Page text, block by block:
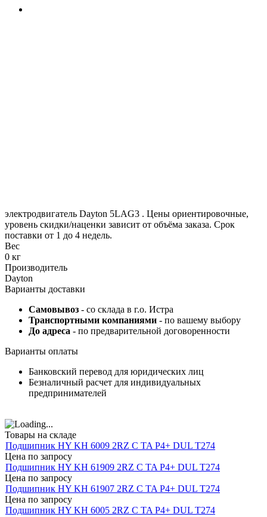
электродвигатель Dayton 5LAG3 . Цены ориентировочные,
уровень скидки/наценки зависит от объёма заказа. Срок
поставки от 1 до 4 недель.
Вес
0 кг
Производитель
Dayton
Варианты доставки
Самовывоз - со склада в г.о. Истра
Транспортными компаниями - по вашему выбору
До адреса - по предварительной договоренности
Варианты оплаты
Банковский перевод для юридических лиц
Безналичный расчет для индивидуальных
предпринимателей
Товары на складе
Подшипник HY KH 6009 2RZ C TA P4+ DUL T274
Цена по запросу
Подшипник HY KH 61909 2RZ C TA P4+ DUL T274
Цена по запросу
Подшипник HY KH 61907 2RZ C TA P4+ DUL T274
Цена по запросу
Подшипник HY KH 6005 2RZ C TA P4+ DUL T274